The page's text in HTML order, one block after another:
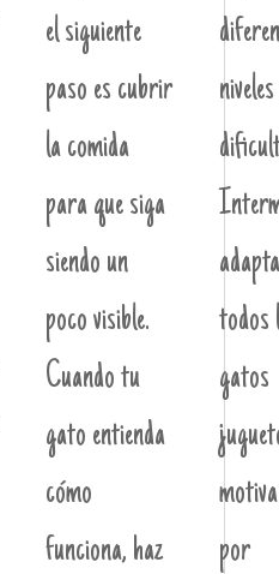
el siguiente
paso es cubrir
la comida
para que siga
siendo un
poco visible.
Cuando tu
gato entienda
cómo
funciona, haz
todos
gatos
por